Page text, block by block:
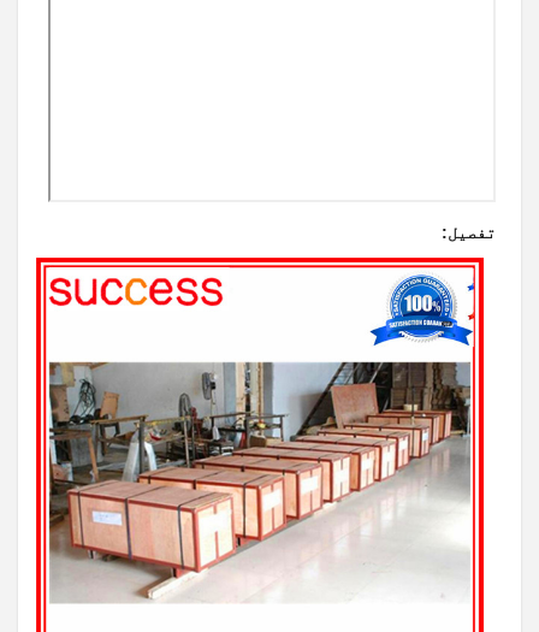
تفصیل: